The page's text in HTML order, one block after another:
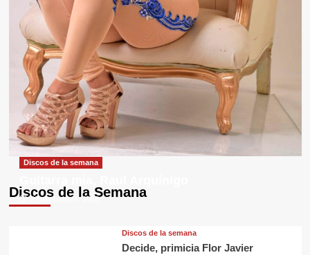
Discos de la Semana
Discos de la semana
29 septiembre, 2025
Discos de la semana
Decide, primicia Flor Javier